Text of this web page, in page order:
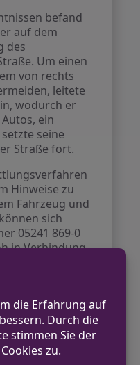
befand
auf dem
des
Um einen
von rechts
leitete
wodurch er
ein
seine
Straße fort.
Hinweise zu
Fahrzeug und
sich
05241 869-0
in Verbindung
/